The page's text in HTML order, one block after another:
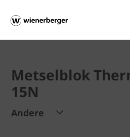
Metselblok
15N
Andere